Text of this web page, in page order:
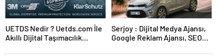
UETDS Nedir ? Uetds.com İle
Akıllı Dijital Taşımacılık
Serjoy : Dijital Medya Ajansı,
Google Reklam Ajansı, SEO